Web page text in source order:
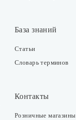
База знаний
Статьи
Словарь терминов
Контакты
Розничные магазины